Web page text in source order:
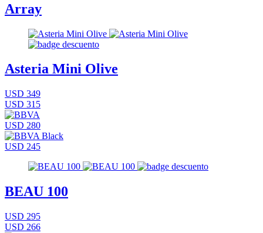
Array
Asteria Mini Olive
USD 349
USD 315
USD 280
USD 245
BEAU 100
USD 295
USD 266